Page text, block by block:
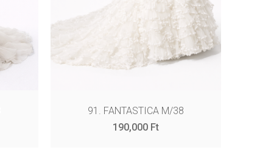
91. FANTASTICA M/38
190,000 Ft